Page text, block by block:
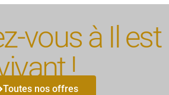
vous à Il est
!
Toutes nos offres